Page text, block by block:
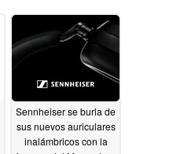
Sennheiser se burla de
sus nuevos auriculares
inalámbricos con la